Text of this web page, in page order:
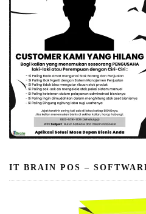
IT BRAIN POS –